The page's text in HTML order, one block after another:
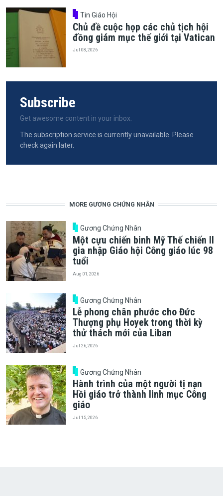
Tin Giáo Hội
Chủ đề cuộc họp các chủ tịch hội
đồng giám mục thế giới tại Vatican
Jul 08, 2026
Subscribe
Get awesome content in your inbox.
The subscription service is currently unavailable. Please
check again later.
MORE GƯƠNG CHỨNG NHÂN
Gương Chứng Nhân
Một cựu chiến binh Mỹ Thế chiến II
gia nhập Giáo hội Công giáo lúc 98
tuổi
Aug 01, 2026
Gương Chứng Nhân
Lễ phong chân phước cho Đức
Thượng phụ Hoyek trong thời kỳ
thử thách mới của Liban
Jul 26, 2026
Gương Chứng Nhân
Hành trình của một người tị nạn
Hồi giáo trở thành linh mục Công
giáo
Jul 15, 2026